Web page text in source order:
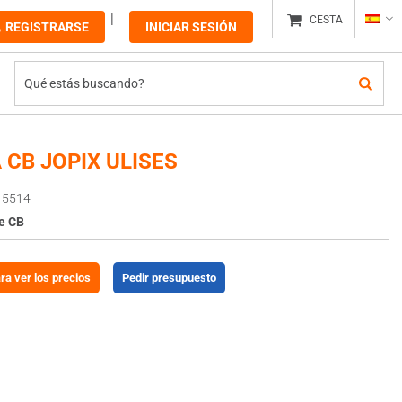
REGISTRARSE INICIAR SESIÓN CESTA
CB JOPIX ULISES
CB
ver los precios Pedir presupuesto